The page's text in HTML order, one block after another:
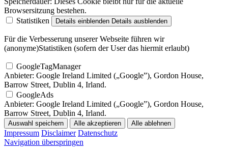
Browsersitzung bestehen.
Statistiken
Details einblenden Details ausblenden
Für die Verbesserung unserer Webseite führen wir
(anonyme)Statistiken (sofern der User das hiermit erlaubt)
GoogleTagManager
Anbieter: Google Ireland Limited („Google”), Gordon House,
Barrow Street, Dublin 4, Irland.
GoogleAds
Anbieter: Google Ireland Limited („Google”), Gordon House,
Barrow Street, Dublin 4, Irland.
Auswahl speichern Alle akzeptieren Alle ablehnen
Impressum Disclaimer Datenschutz
Navigation überspringen